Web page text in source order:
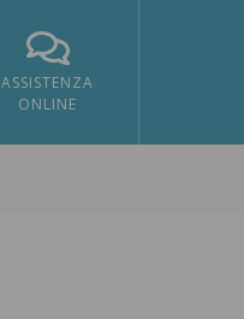
ASSISTENZA
ONLINE